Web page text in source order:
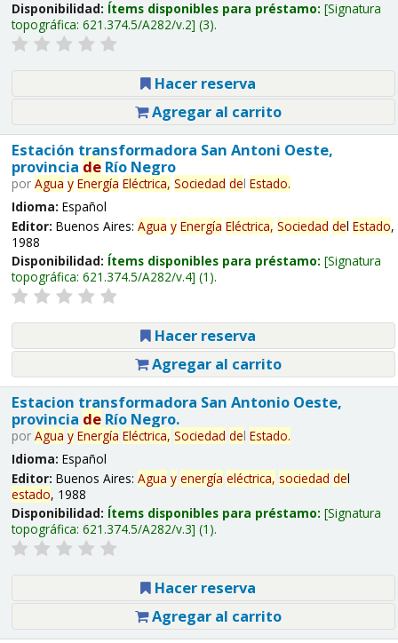
Disponibilidad: Ítems disponibles para préstamo: Signatura
topográfica: 621.374.5/A282/v.2 (3).
Hacer reserva
Agregar al carrito
Estación transformadora San Antoni Oeste,
provincia deRío Negro
por Agua y Energía Eléctrica, Sociedad del Estado.
Idioma: Español
Editor: Buenos Aires: Agua y Energía Eléctrica, Sociedad del Estado,
1988
Disponibilidad: Ítems disponibles para préstamo: Signatura
topográfica: 621.374.5/A282/v.4 (1).
Hacer reserva
Agregar al carrito
Estacion transformadora San Antonio Oeste,
provincia deRío Negro.
por Agua y Energía Eléctrica, Sociedad del Estado.
Idioma: Español
Editor: Buenos Aires: Agua y energía eléctrica, sociedad del
estado, 1988
Disponibilidad: Ítems disponibles para préstamo: Signatura
topográfica: 621.374.5/A282/v.3 (1).
Hacer reserva
Agregar al carrito